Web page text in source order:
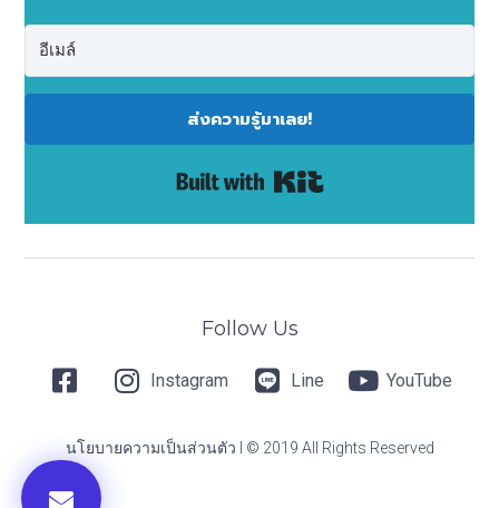
ส่งความรู้มาเลย!
Follow Us
Instagram Line YouTube
นโยบายความเป็นส่วนตัว I © 2019 All Rights Reserved